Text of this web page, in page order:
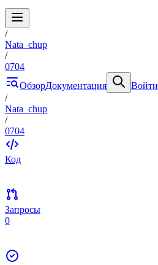
/
Nata_chup
/
0704
ОбзорДокументация
Войти
/
Nata_chup
/
0704
Код
Запросы
0